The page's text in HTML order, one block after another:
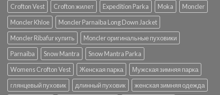
Comfort
Explained
Crofton Vest
Crofton жилет Expedition Parka Moka
Moncler
Moncler Khloe
Moncler Parnaiba Long Down Jacket
Moncler Ribafur купить
Moncler оригинальные пуховики
Parnaiba
Snow Mantra
Snow Mantra Parka
Womens Crofton Vest
Женская парка
Мужская зимняя парка
глянцевый пуховик
длинный пуховик
женская зимняя одежда